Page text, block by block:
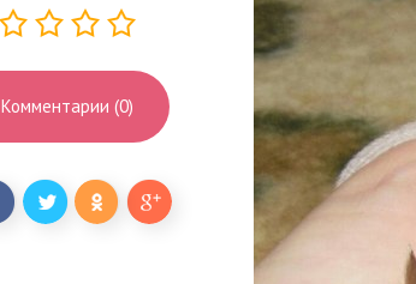
Комментарии (0)